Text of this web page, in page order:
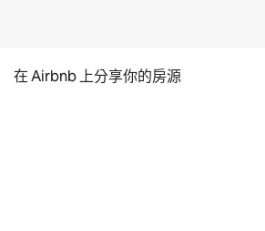
在 Airbnb 上分享你的房源